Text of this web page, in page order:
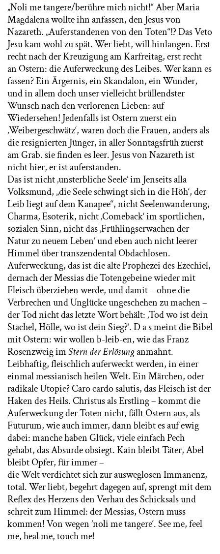
„Noli me tangere/berühre mich nicht!“ Aber Maria
Magdalena wollte ihn anfassen, den Jesus von
Nazareth. „Auferstandenen von den Toten“!? Das Veto
Jesu kam wohl zu spät. Wer liebt, will hinlangen. Erst
recht nach der Kreuzigung am Karfreitag, erst recht
an Ostern: die Auferweckung des Leibes. Wer kann es
fassen? Ein Ärgernis, ein Skandalon, ein Wunder,
und in allem doch unser vielleicht brüllendster
Wunsch nach den verlorenen Lieben: auf
Wiedersehen! Jedenfalls ist Ostern zuerst ein
‚Weibergeschwätz‘, waren doch die Frauen, anders als
die resignierten Jünger, in aller Sonntagsfrüh zuerst
am Grab. sie finden es leer. Jesus von Nazareth ist
nicht hier, er ist auferstanden.
Das ist nicht ‚unsterbliche Seele‘ im Jenseits alla
Volksmund, „die Seele schwingt sich in die Höh‘, der
Leib liegt auf dem Kanapee“, nicht Seelenwanderung,
Charma, Esoterik, nicht ‚Comeback‘ im sportlichen,
sozialen Sinn, nicht das ‚Frühlingserwachen der
Natur zu neuem Leben‘ und eben auch nicht leerer
Himmel über transzendental Obdachlosen.
Auferweckung, das ist die alte Prophezei des Ezechiel,
dernach der Messias die Totengebeine wieder mit
Fleisch überziehen werde, und damit – ohne die
Verbrechen und Unglücke ungeschehen zu machen –
der Tod nicht das letzte Wort behält: ‚Tod wo ist dein
Stachel, Hölle, wo ist dein Sieg?‘. D a s meint die Bibel
mit Ostern: wir wollen b-leib-en, wie das Franz
Rosenzweig imStern der Erlösunganmahnt.
Leibhaftig, fleischlich auferweckt werden, in einer
einmal messianisch heilen Welt. Ein Märchen, oder
radikale Utopie? Caro cardo salutis, das Fleisch ist der
Haken des Heils. Christus als Erstling – kommt die
Auferweckung der Toten nicht, fällt Ostern aus, als
Futurum, wie auch immer, dann bleibt es auf ewig
dabei: manche haben Glück, viele einfach Pech
gehabt, das Absurde obsiegt. Kain bleibt Täter, Abel
bleibt Opfer, für immer –
die Welt verdichtet sich zur ausweglosen Immanenz,
total. Wer liebt, begehrt dagegen auf, sprengt mit dem
Reflex des Herzens den Verhau des Schicksals und
schreit zum Himmel: der Messias, Ostern muss
kommen! Von wegen ’noli me tangere‘. See me, feel
me, heal me, touch me!